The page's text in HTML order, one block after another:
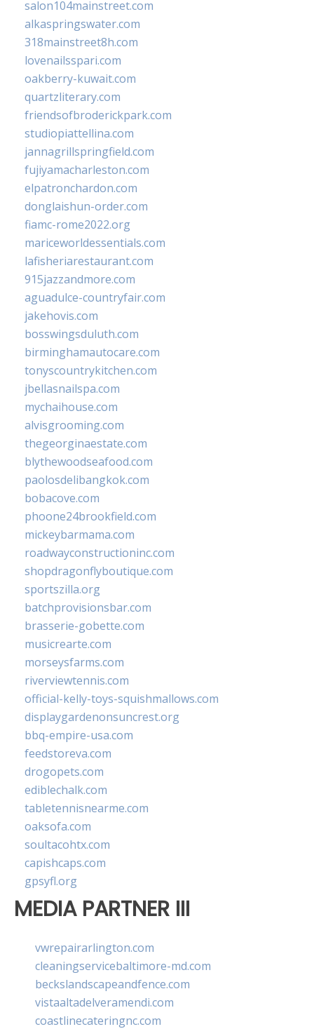
salon104mainstreet.com
alkaspringswater.com
318mainstreet8h.com
lovenailsspari.com
oakberry-kuwait.com
quartzliterary.com
friendsofbroderickpark.com
studiopiattellina.com
jannagrillspringfield.com
fujiyamacharleston.com
elpatronchardon.com
donglaishun-order.com
fiamc-rome2022.org
mariceworldessentials.com
lafisheriarestaurant.com
915jazzandmore.com
aguadulce-countryfair.com
jakehovis.com
bosswingsduluth.com
birminghamautocare.com
tonyscountrykitchen.com
jbellasnailspa.com
mychaihouse.com
alvisgrooming.com
thegeorginaestate.com
blythewoodseafood.com
paolosdelibangkok.com
bobacove.com
phoone24brookfield.com
mickeybarmama.com
roadwayconstructioninc.com
shopdragonflyboutique.com
sportszilla.org
batchprovisionsbar.com
brasserie-gobette.com
musicrearte.com
morseysfarms.com
riverviewtennis.com
official-kelly-toys-squishmallows.com
displaygardenonsuncrest.org
bbq-empire-usa.com
feedstoreva.com
drogopets.com
ediblechalk.com
tabletennisnearme.com
oaksofa.com
soultacohtx.com
capishcaps.com
gpsyfl.org
MEDIA PARTNER III
vwrepairarlington.com
cleaningservicebaltimore-md.com
beckslandscapeandfence.com
vistaaltadelveramendi.com
coastlinecateringnc.com